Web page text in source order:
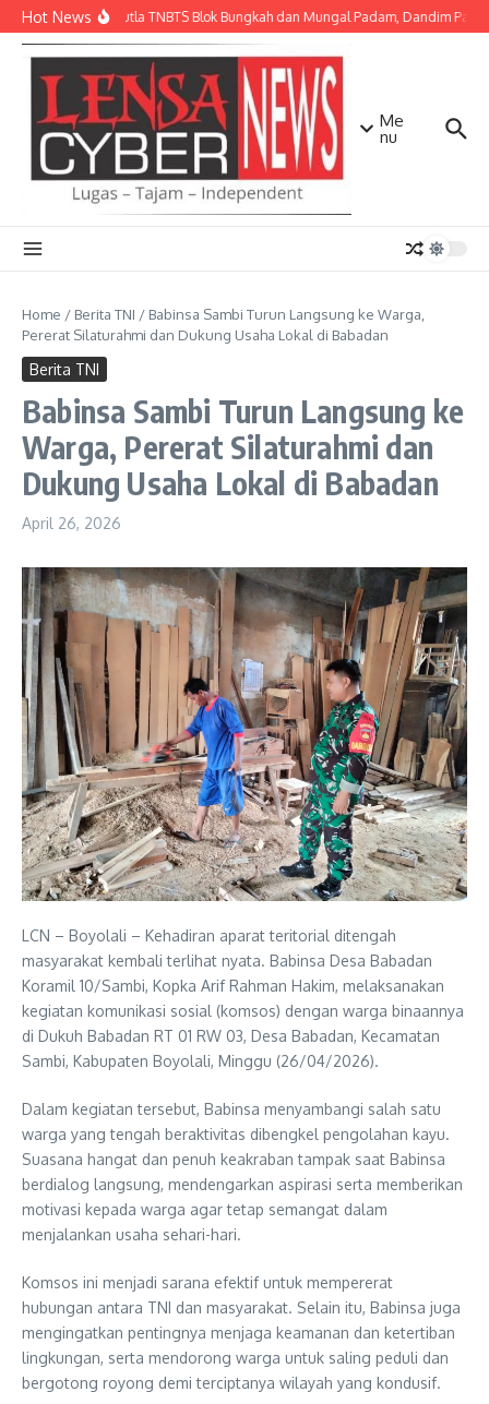
Lewati ke konten
Hot NewsApi Karhutla TNBTS Blok Bungkah dan Mungal Padam, Dandim
Me
nu
Home / Berita TNI / Babinsa Sambi Turun Langsung ke Warga,
Pererat Silaturahmi dan Dukung Usaha Lokal di Babadan
Berita TNI
Babinsa Sambi Turun Langsung ke
Warga, Pererat Silaturahmi dan
Dukung Usaha Lokal di Babadan
April 26, 2026
LCN – Boyolali – Kehadiran aparat teritorial ditengah
masyarakat kembali terlihat nyata. Babinsa Desa Babadan
Koramil 10/Sambi, Kopka Arif Rahman Hakim, melaksanakan
kegiatan komunikasi sosial (komsos) dengan warga binaannya
di Dukuh Babadan RT 01 RW 03, Desa Babadan, Kecamatan
Sambi, Kabupaten Boyolali, Minggu (26/04/2026).
Dalam kegiatan tersebut, Babinsa menyambangi salah satu
warga yang tengah beraktivitas dibengkel pengolahan kayu.
Suasana hangat dan penuh keakraban tampak saat Babinsa
berdialog langsung, mendengarkan aspirasi serta memberikan
motivasi kepada warga agar tetap semangat dalam
menjalankan usaha sehari-hari.
Komsos ini menjadi sarana efektif untuk mempererat
hubungan antara TNI dan masyarakat. Selain itu, Babinsa juga
mengingatkan pentingnya menjaga keamanan dan ketertiban
lingkungan, serta mendorong warga untuk saling peduli dan
bergotong royong demi terciptanya wilayah yang kondusif.